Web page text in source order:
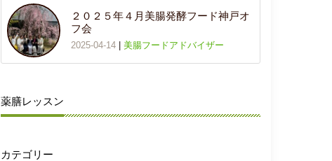
２０２５年４月美腸発酵フード神戸オ
フ会
2025-04-14 |美腸フードアドバイザー
薬膳レッスン
カテゴリー